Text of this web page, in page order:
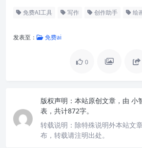
免费AI工具 写作 创作助手 绘
发表至： 免费ai
0
版权声明： 本站原创文章，由 小
表，共计872字。
转载说明： 除特殊说明外本站文
布，转载请注明出处。